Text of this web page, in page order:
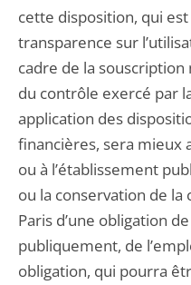
cette disposition, qui est
transparence sur
cadre de la
du contrôle exercé par
application des
financières, sera mieux
ou à l’établissement
ou la conservation de
Paris d’une obligation
publiquement, de
obligation, qui pourra